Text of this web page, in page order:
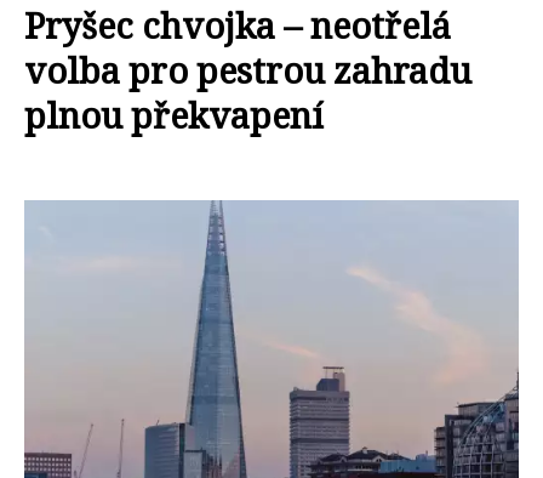
Pryšec chvojka – neotřelá
volba pro pestrou zahradu
plnou překvapení